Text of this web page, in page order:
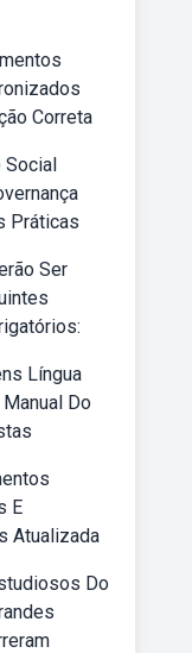
Correta
Social
Práticas
Ser
Língua
Do
E
Atualizada
Do